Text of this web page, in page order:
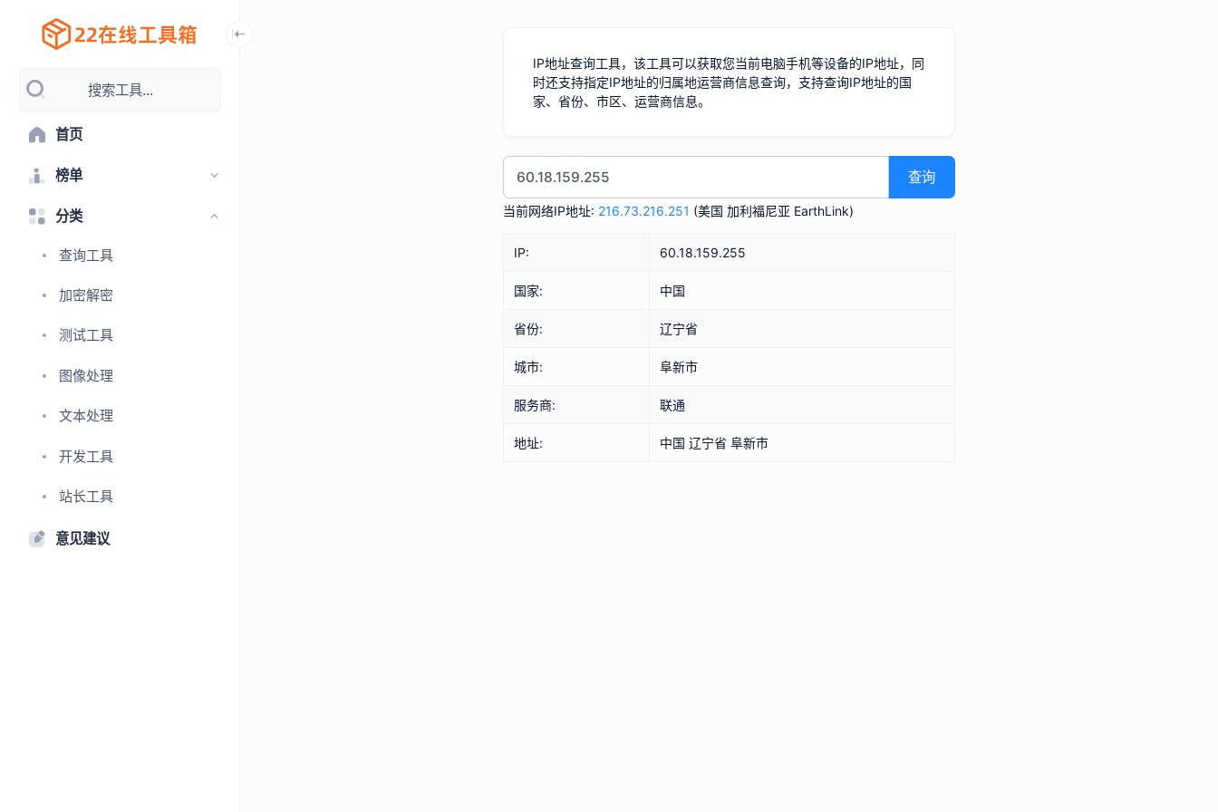
搜索工具...
首页
榜单
分类
查询工具
加密解密
测试工具
图像处理
文本处理
开发工具
站长工具
意见建议
IP地址查询工具，该工具可以获取您当前电脑手机等设备的IP地址，同
时还支持指定IP地址的归属地运营商信息查询，支持查询IP地址的国
家、省份、市区、运营商信息。
查询
当前网络IP地址: 216.73.216.251 (美国 加利福尼亚 EarthLink)
IP: 60.18.159.255
国家: 中国
省份: 辽宁省
城市: 阜新市
服务商: 联通
地址: 中国 辽宁省 阜新市